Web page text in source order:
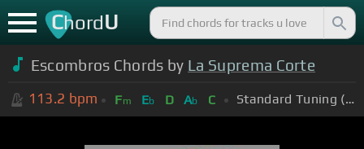
ChordU
Escombros Chords by La Suprema Corte
113.2 bpm Fm Eb D Ab C Standard Tuning (EADGBE)